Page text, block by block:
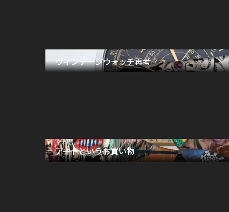
ヴィンテージウォッチ再考
アートというお買い物